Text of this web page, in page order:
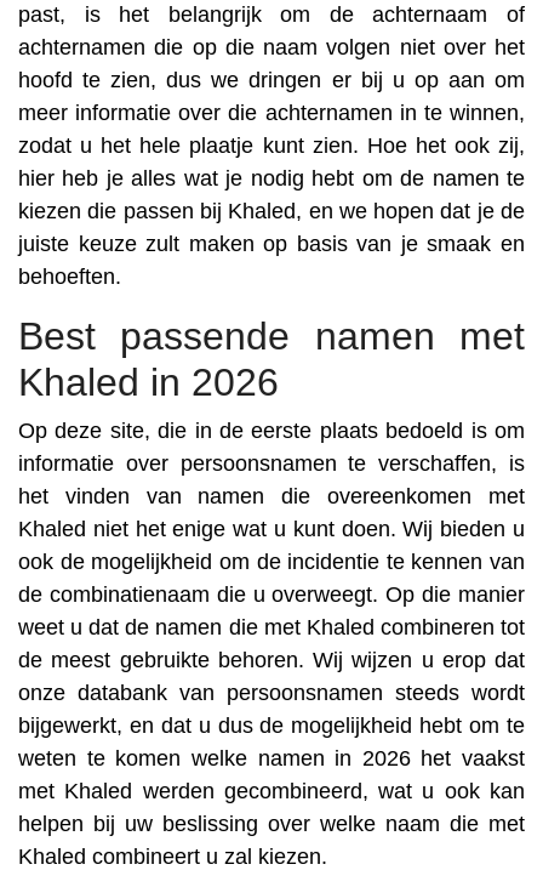
past, is het belangrijk om de achternaam of
achternamen die op die naam volgen niet over het
hoofd te zien, dus we dringen er bij u op aan om
meer informatie over die achternamen in te winnen,
zodat u het hele plaatje kunt zien. Hoe het ook zij,
hier heb je alles wat je nodig hebt om de namen te
kiezen die passen bij Khaled, en we hopen dat je de
juiste keuze zult maken op basis van je smaak en
behoeften.
Best passende namen met
Khaled in 2026
Op deze site, die in de eerste plaats bedoeld is om
informatie over persoonsnamen te verschaffen, is
het vinden van namen die overeenkomen met
Khaled niet het enige wat u kunt doen. Wij bieden u
ook de mogelijkheid om de incidentie te kennen van
de combinatienaam die u overweegt. Op die manier
weet u dat de namen die met Khaled combineren tot
de meest gebruikte behoren. Wij wijzen u erop dat
onze databank van persoonsnamen steeds wordt
bijgewerkt, en dat u dus de mogelijkheid hebt om te
weten te komen welke namen in 2026 het vaakst
met Khaled werden gecombineerd, wat u ook kan
helpen bij uw beslissing over welke naam die met
Khaled combineert u zal kiezen.